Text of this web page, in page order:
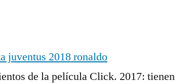
de la película Click. 2017: tienen